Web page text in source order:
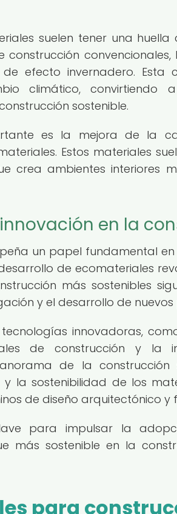
suelen tener una
construcción
de efecto invernadero.
climático, convirtiendo
sostenible.
es la mejora de la
Estos materiales
crea ambientes interiores
en la
un papel fundamental
de ecomateriales
más sostenibles
y el desarrollo de
innovadoras,
de construcción y la
de la construcción
y la sostenibilidad de los
de diseño arquitectónico y
para impulsar la
más sostenible en la
para